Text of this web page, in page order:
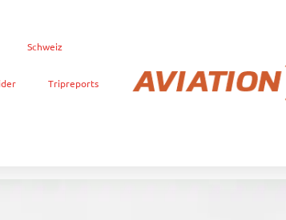
Schweiz
Tripreports